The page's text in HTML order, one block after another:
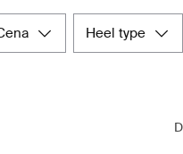
metalowe łańcuszki i
zapewniając produkt, który
komfort na każdym
online, możesz doświadczyć
cena heel type